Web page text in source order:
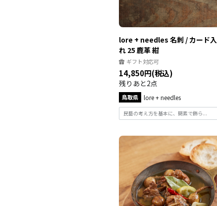
lore + needles 名刺 / カード入
れ 25 鹿革 紺
ギフト対応可
14,850円(税込)
残りあと2点
鳥取県 lore + needles
民藝の考え方を基本に、簡素で飾ら...